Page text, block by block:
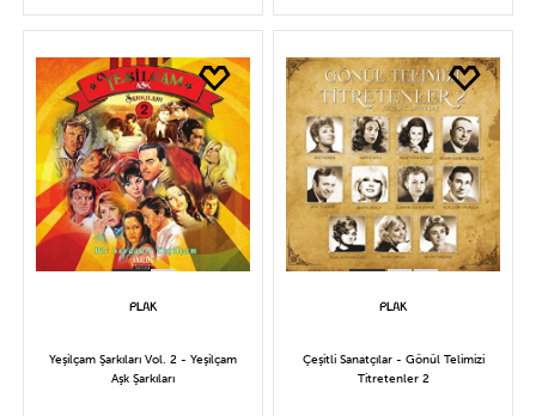
Yeşilçam Şarkıları Vol. 2 - Yeşilçam
Aşk Şarkıları
Çeşitli Sanatçılar - Gönül Telimizi
Titretenler 2